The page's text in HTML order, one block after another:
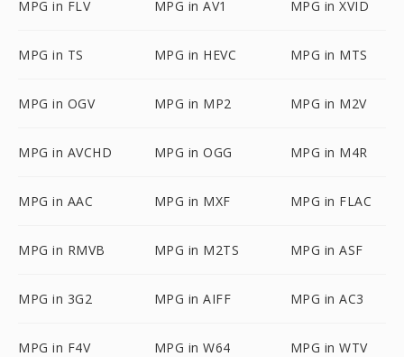
MPG in FLV MPG in AV1 MPG in XVID
MPG in TS MPG in HEVC MPG in MTS
MPG in OGV MPG in MP2 MPG in M2V
MPG in AVCHD MPG in OGG MPG in M4R
MPG in AAC MPG in MXF MPG in FLAC
MPG in RMVB MPG in M2TS MPG in ASF
MPG in 3G2 MPG in AIFF MPG in AC3
MPG in F4V MPG in W64 MPG in WTV